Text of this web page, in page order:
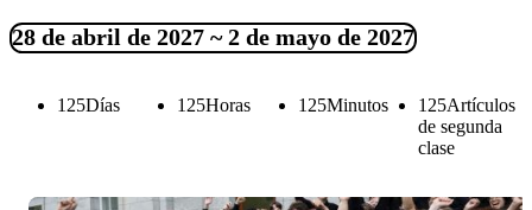
French
Hungarian
28 de abril de 2027 ~ 2 de mayo de 2027
125Días 125Horas 125Minutos 125Artículos
de segunda
clase